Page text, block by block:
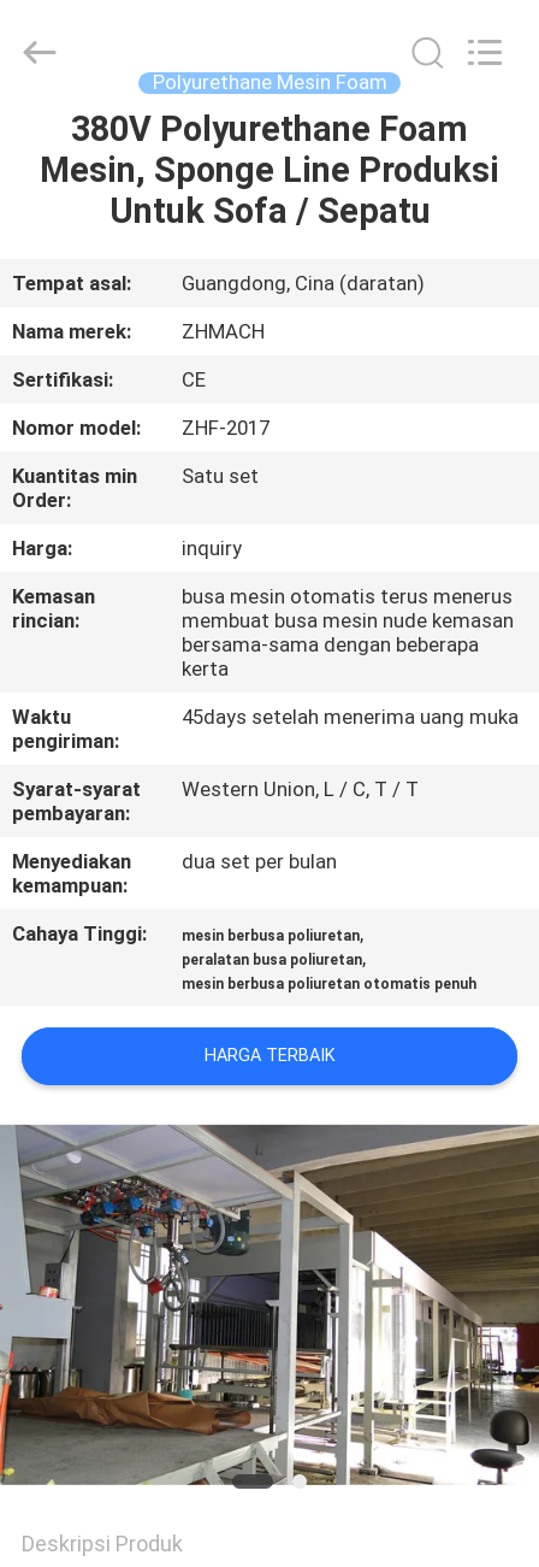
RUMAH
PRODUK
TENTANG
KAMI
TUR
PABRIK
KONTROL
KUALITAS
HUBUNGI
PERMINTAAN
PENAWARAN
SITEMAP
KEBIJAKAN
equipment
Polyurethane Mesin Foam
380V Polyurethane Foam
Mesin, Sponge Line Produksi
Untuk Sofa / Sepatu
Tempat asal:
Guangdong, Cina (daratan)
Nama merek:
ZHMACH
Sertifikasi:
CE
Nomor model:
ZHF-2017
Kuantitas min
Order:
Satu set
Harga:
inquiry
Kemasan
rincian:
busa mesin otomatis terus menerus
membuat busa mesin nude kemasan
bersama-sama dengan beberapa
kerta
Waktu
pengiriman:
45days setelah menerima uang muka
Syarat-syarat
pembayaran:
Western Union, L / C, T / T
Menyediakan
kemampuan:
dua set per bulan
Cahaya Tinggi: mesin berbusa poliuretan,
peralatan busa poliuretan,
mesin berbusa poliuretan otomatis penuh
HARGA TERBAIK
Deskripsi Produk